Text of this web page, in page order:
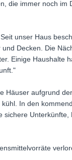
die immer noch im
unser Haus
Decken. Die
Einige Haushalte
aufgrund
In den